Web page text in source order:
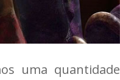
uma quantidade